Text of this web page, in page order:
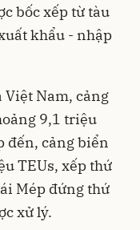
bốc xếp từ tàu
khẩu - nhập
Nam, cảng
9,1 triệu
đến, cảng biển
TEUs, xếp thứ
Mép đứng thứ
xử lý.